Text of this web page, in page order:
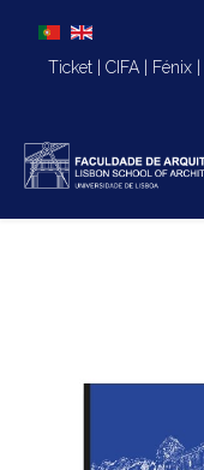
Escolha o seu idioma
Ticket CIFA Fénix